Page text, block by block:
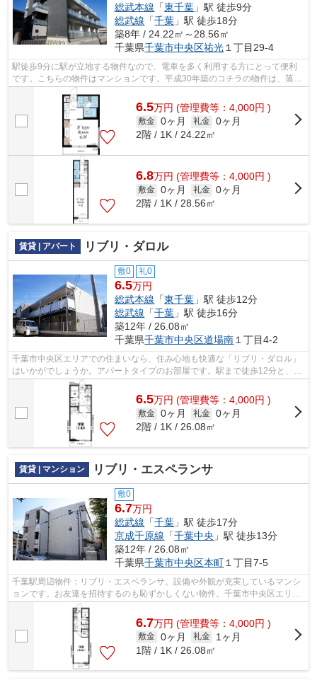
総武本線 「東千葉 」駅 徒歩9分
総武線 「千葉 」駅 徒歩18分
築8年 / 24.22㎡～28.56㎡
千葉県千葉市中央区祐光 １丁目29-4
駅徒歩9分に駅が立地する物件なので、電車を多く利用する方にとって便利
です。こちらの物件はマンションです。平成30年築のコチラの物件は、落ち
着きのある室内が魅力的です。毎日の暮...
6.5万円 (管理費等：4,000円 )
敷金 0ヶ月 礼金 0ヶ月
2階 / 1K / 24.22㎡
6.8万円 (管理費等：4,000円 )
敷金 0ヶ月 礼金 0ヶ月
2階 / 1K / 28.56㎡
賃貸 | アパート リブリ・ダロル
敷0 礼0
6.5万円
総武本線 「東千葉 」駅 徒歩12分
総武線 「千葉 」駅 徒歩16分
築12年 / 26.08㎡
千葉県千葉市中央区道場南 １丁目4-2
千葉市中央区エリアでの住まいなら、住み心地も快適な「リブリ・ダロル」
はいかがでしょうか。アパートタイプのお部屋です。駅まで徒歩12分と、立
地が魅力的な物件です。これから始ま...
6.5万円 (管理費等：4,000円 )
敷金 0ヶ月 礼金 0ヶ月
2階 / 1K / 26.08㎡
賃貸 | マンション リブリ・エスペランサ
敷0
6.7万円
総武線 「千葉 」駅 徒歩17分
京成千原線 「千葉中央 」駅 徒歩13分
築12年 / 26.08㎡
千葉県千葉市中央区本町１丁目7-5
千葉駅周辺物件：リブリ・エスペランサ。設備や外観が充実しているマンシ
ョンです。お友達を招待するのも恥ずかしくない物件。千葉市中央区エリア
や千葉付近での住まい選びは、当社に...
6.7万円 (管理費等：4,000円 )
敷金 0ヶ月 礼金
1ヶ月
1階 / 1K / 26.08㎡